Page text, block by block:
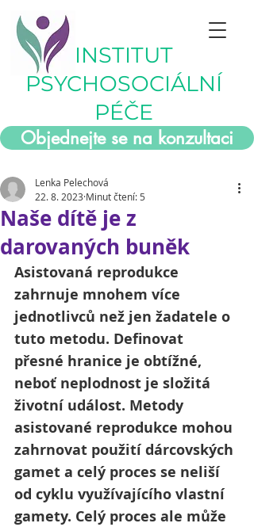
INSTITUT
PSYCHOSOCIÁLNÍ
PÉČE
Objednejte se na konzultaci
Naše dítě je z
darovaných buněk
Lenka Pelechová
22. 8. 2023 Minut čtení: 5
Asistovaná reprodukce
zahrnuje mnohem více
jednotlivců než jen žadatele o
tuto metodu. Definovat
přesné hranice je obtížné,
neboť neplodnost je složitá
životní událost. Metody
asistované reprodukce mohou
zahrnovat použití dárcovských
gamet a celý proces se neliší
od cyklu využívajícího vlastní
gamety. Celý proces ale může